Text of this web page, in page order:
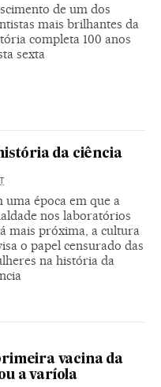
de um dos
mais brilhantes da
completa 100 anos
sexta
da ciência
uma época em que a
nos laboratórios
mais próxima, a cultura
o papel censurado das
na história da
vacina da
a varíola